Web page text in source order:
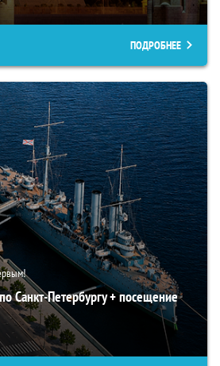
ПОДРОБНЕЕ
Санкт-Петербургу + посещение